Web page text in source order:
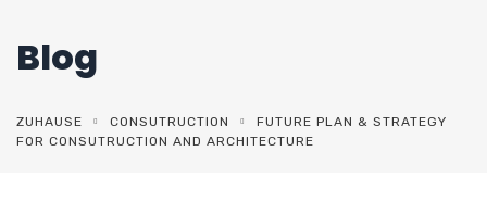
Blog
ZUHAUSE CONSUTRUCTION
FUTURE PLAN & STRATEGY
FOR CONSUTRUCTION AND ARCHITECTURE